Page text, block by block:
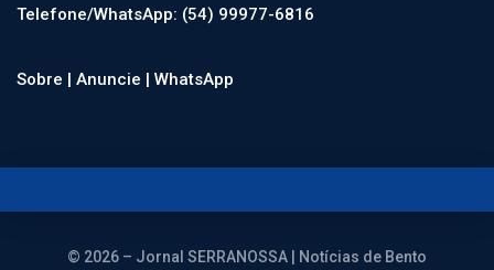
Telefone/WhatsApp: (54) 99977-6816
Sobre | Anuncie | WhatsApp
© 2026 – Jornal SERRANOSSA | Notícias de Bento